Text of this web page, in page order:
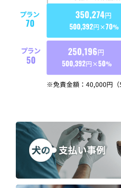
院治療を行った場合